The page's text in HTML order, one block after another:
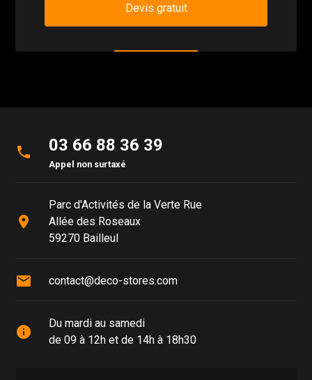
Devis gratuit
phone 03 66 88 36 39
Appel non surtaxé
place
Parc d'Activités de la Verte Rue
Allée des Roseaux
59270 Bailleul
mail contact@deco-stores.com
info
Du mardi au samedi
de 09 à 12h et de 14h à 18h30